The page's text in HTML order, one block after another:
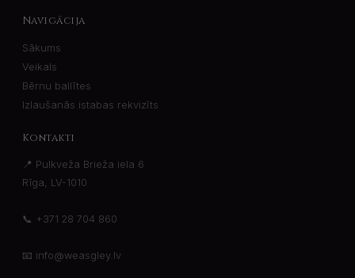
Navigācija
Sākums
Veikals
Bērnu ballītes
Izlaušanās istabas rekvizīts
Kontakti
📍 Pulkveža Brieža iela 6
Rīga, LV-1010
📞 +371 28 704 860
📧 info@weasgley.lv